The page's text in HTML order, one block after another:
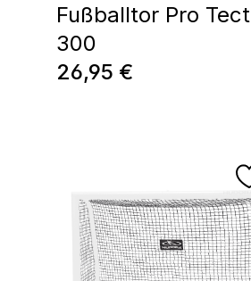
Fußballtor Pro Tect
300
Regulärer Preis:
26,95 €